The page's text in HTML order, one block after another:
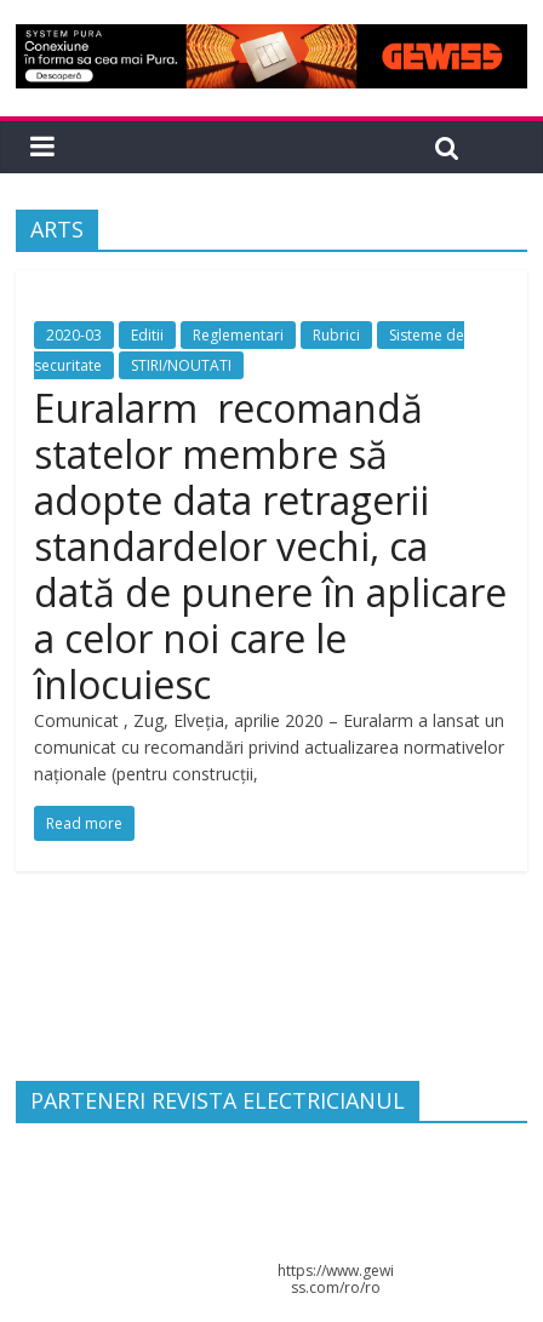
ARTS
2020-03 Editii Reglementari Rubrici
Sisteme de
securitate
STIRI/NOUTATI
Euralarm recomandă
statelor membre să
adopte data retragerii
standardelor vechi, ca
dată de punere în aplicare
a celor noi care le
înlocuiesc
Comunicat , Zug, Elveția, aprilie 2020 – Euralarm a lansat un
comunicat cu recomandări privind actualizarea normativelor
naționale (pentru construcții,
Read more
PARTENERI REVISTA ELECTRICIANUL
https://www.gewi
ss.com/ro/ro